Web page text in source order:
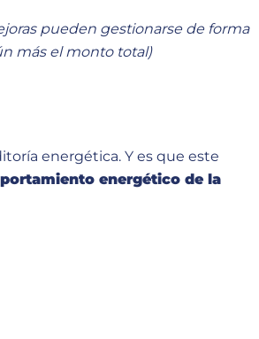
pueden gestionarse de forma
más el monto total)
energética. Y es que este
energético de la